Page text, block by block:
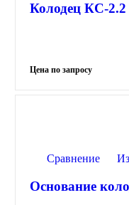
Колодец КС-2.2
Сравнение
Основание